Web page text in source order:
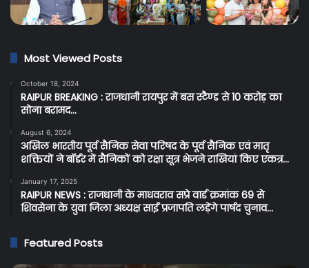
Most Viewed Posts
October 18, 2024
RAIPUR BREAKING : राजधानी रायपुर में बस स्टैण्ड से 10 करोड़ का
सोना बरामद…
August 6, 2024
अखिल भारतीय पूर्व सैनिक सेवा परिषद के पूर्व सैनिक एवं मातृ
शक्तियों ने बॉर्डर में सैनिकों को रक्षा सूत्र भेजने राखियां किए एकत्र…
January 17, 2025
RAIPUR NEWS : राजधानी के माधवराव सप्रे वार्ड क्रमांक 69 से
शिवसेना के युवा जिला अध्यक्ष साईं प्रजापति लड़ेंगे पार्षद चुनाव…
Featured Posts